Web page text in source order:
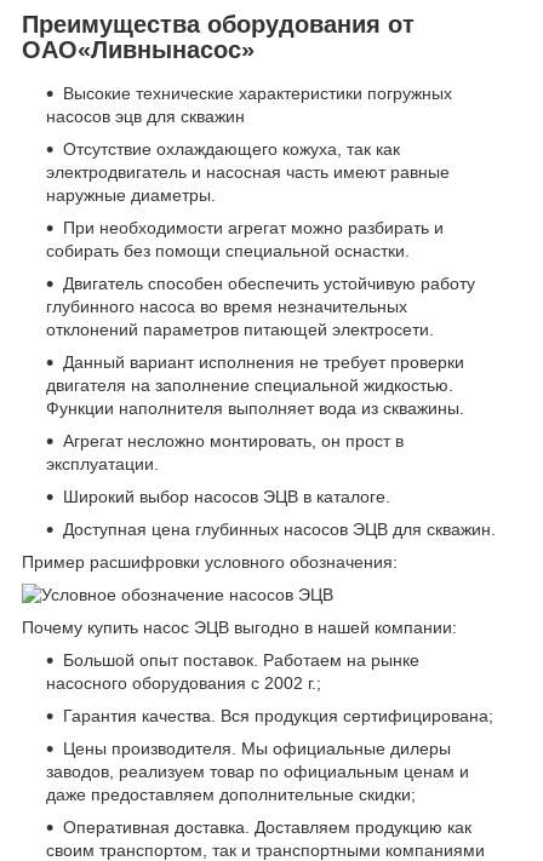
Преимущества оборудования от
ОАО«Ливнынасос»
Высокие технические характеристики погружных
насосов эцв для скважин
Отсутствие охлаждающего кожуха, так как
электродвигатель и насосная часть имеют равные
наружные диаметры.
При необходимости агрегат можно разбирать и
собирать без помощи специальной оснастки.
Двигатель способен обеспечить устойчивую работу
глубинного насоса во время незначительных
отклонений параметров питающей электросети.
Данный вариант исполнения не требует проверки
двигателя на заполнение специальной жидкостью.
Функции наполнителя выполняет вода из скважины.
Агрегат несложно монтировать, он прост в
эксплуатации.
Широкий выбор насосов ЭЦВ в каталоге.
Доступная цена глубинных насосов ЭЦВ для скважин.
Пример расшифровки условного обозначения:
Почему купить насос ЭЦВ выгодно в нашей компании:
Большой опыт поставок. Работаем на рынке
насосного оборудования с 2002 г.;
Гарантия качества. Вся продукция сертифицирована;
Цены производителя. Мы официальные дилеры
заводов, реализуем товар по официальным ценам и
даже предоставляем дополнительные скидки;
Оперативная доставка. Доставляем продукцию как
своим транспортом, так и транспортными компаниями